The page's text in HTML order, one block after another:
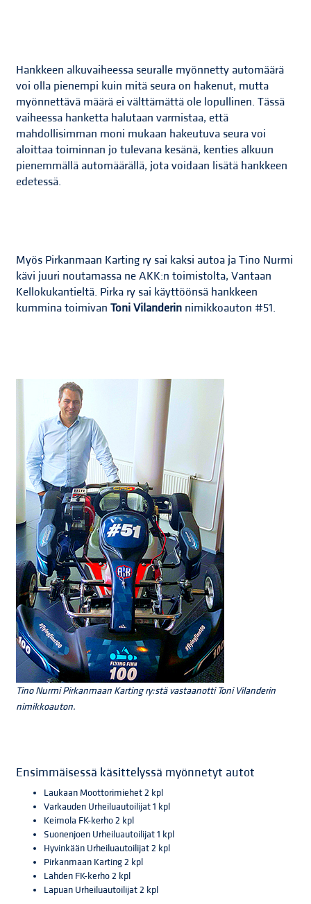
Hankkeen alkuvaiheessa seuralle myönnetty automäärä
voi olla pienempi kuin mitä seura on hakenut, mutta
myönnettävä määrä ei välttämättä ole lopullinen. Tässä
vaiheessa hanketta halutaan varmistaa, että
mahdollisimman moni mukaan hakeutuva seura voi
aloittaa toiminnan jo tulevana kesänä, kenties alkuun
pienemmällä automäärällä, jota voidaan lisätä hankkeen
edetessä.
Myös Pirkanmaan Karting ry sai kaksi autoa ja Tino Nurmi
kävi juuri noutamassa ne AKK:n toimistolta, Vantaan
Kellokukantieltä. Pirka ry sai käyttöönsä hankkeen
kummina toimivanToni Vilanderin nimikkoauton #51.
Tino Nurmi Pirkanmaan Karting ry:stä vastaanotti Toni Vilanderin
nimikkoauton.
Ensimmäisessä käsittelyssä myönnetyt autot
Laukaan Moottorimiehet 2 kpl
Varkauden Urheiluautoilijat 1 kpl
Keimola FK-kerho 2 kpl
Suonenjoen Urheiluautoilijat 1 kpl
Hyvinkään Urheiluautoilijat 2 kpl
Pirkanmaan Karting 2 kpl
Lahden FK-kerho 2 kpl
Lapuan Urheiluautoilijat 2 kpl